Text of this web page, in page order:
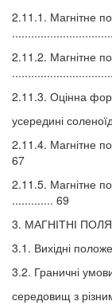
2.11.1. Магнітне
2.11.2. Магнітне
2.11.3. Оцінна
усередині
2.11.4. Магнітне
67
2.11.5. Магнітне
............. 69
3. МАГНІТНІ
3.1. Вихідні
3.2. Граничні
середовищ з